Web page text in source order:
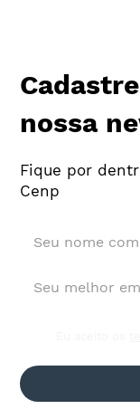
sobe
nossa
Fique por
Cenp